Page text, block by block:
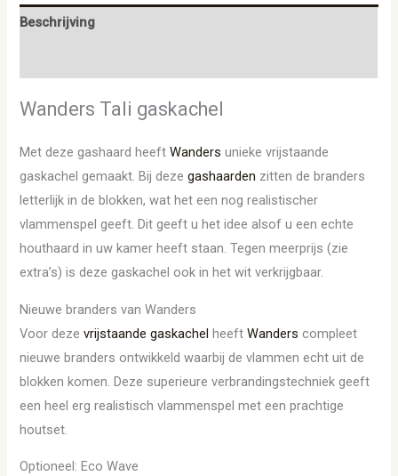
Beschrijving
Wanders Tali gaskachel
Met deze gashaard heeftWanders unieke vrijstaande
gaskachel gemaakt. Bij dezegashaarden zitten de branders
letterlijk in de blokken, wat het een nog realistischer
vlammenspel geeft. Dit geeft u het idee alsof u een echte
houthaard in uw kamer heeft staan. Tegen meerprijs (zie
extra’s) is deze gaskachel ook in het wit verkrijgbaar.
Nieuwe branders van Wanders
Voor dezevrijstaande gaskachel heeftWanders compleet
nieuwe branders ontwikkeld waarbij de vlammen echt uit de
blokken komen. Deze superieure verbrandingstechniek geeft
een heel erg realistisch vlammenspel met een prachtige
houtset.
Optioneel: Eco Wave